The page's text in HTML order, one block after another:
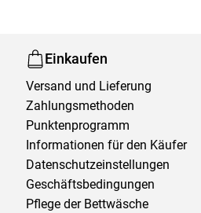
Einkaufen
Versand und Lieferung
Zahlungsmethoden
Punktenprogramm
Informationen für den Käufer
Datenschutzeinstellungen
Geschäftsbedingungen
Pflege der Bettwäsche